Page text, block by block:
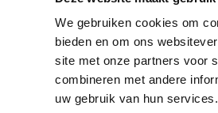
We gebruiken cookies om
bieden en om ons
site met onze partners voor
combineren met andere
uw gebruik van hun
THEMA’S
ACTIVITEITEN
VIDEO’S